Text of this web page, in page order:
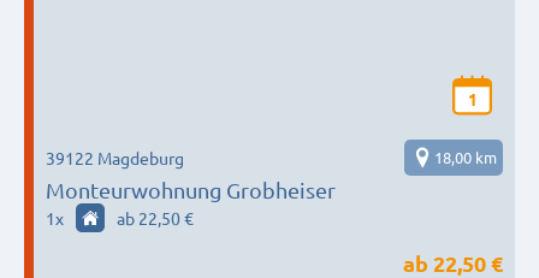
1
Monteurwohnung Grobheiser
39122 Magdeburg 18,00 km
1x ab 22,50 €
ab 22,50 €